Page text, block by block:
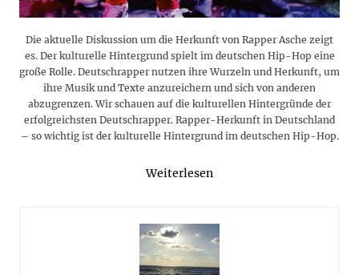
Die aktuelle Diskussion um die Herkunft von Rapper Asche zeigt
es. Der kulturelle Hintergrund spielt im deutschen Hip-Hop eine
große Rolle. Deutschrapper nutzen ihre Wurzeln und Herkunft, um
ihre Musik und Texte anzureichern und sich von anderen
abzugrenzen. Wir schauen auf die kulturellen Hintergründe der
erfolgreichsten Deutschrapper. Rapper-Herkunft in Deutschland
– so wichtig ist der kulturelle Hintergrund im deutschen Hip-Hop.
Weiterlesen